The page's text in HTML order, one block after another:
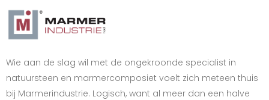
Wie aan de slag wil met de ongekroonde specialist in
natuursteen en marmercomposiet voelt zich meteen thuis
bij Marmerindustrie. Logisch, want al meer dan een halve